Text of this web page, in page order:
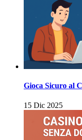
Gioca Sicuro al
15 Dic 2025